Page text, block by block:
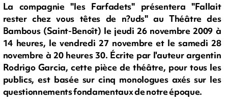
La compagnie "les Farfadets" présentera "Fallait
rester chez vous têtes de n?uds" au Théâtre des
Bambous (Saint-Benoît) le jeudi 26 novembre 2009 à
14 heures, le vendredi 27 novembre et le samedi 28
novembre à 20 heures 30. Écrite par l'auteur argentin
Rodrigo Garcia, cette pièce de théâtre, pour tous les
publics, est basée sur cinq monologues axés sur les
questionnements fondamentaux de notre époque.